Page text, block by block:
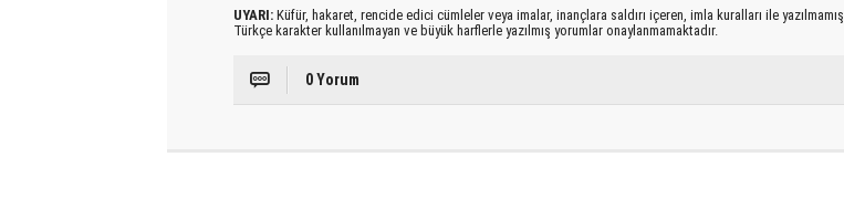
UYARI:Küfür, hakaret, rencide edici cümleler veya imalar, inançlara saldırı içeren, imla kuralları ile yazılmamış,
Türkçe karakter kullanılmayan ve büyük harflerle yazılmış yorumlar onaylanmamaktadır.
0 Yorum